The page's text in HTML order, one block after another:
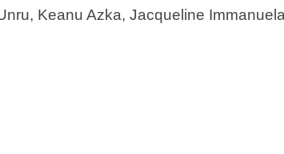
Keanu Azka, Jacqueline